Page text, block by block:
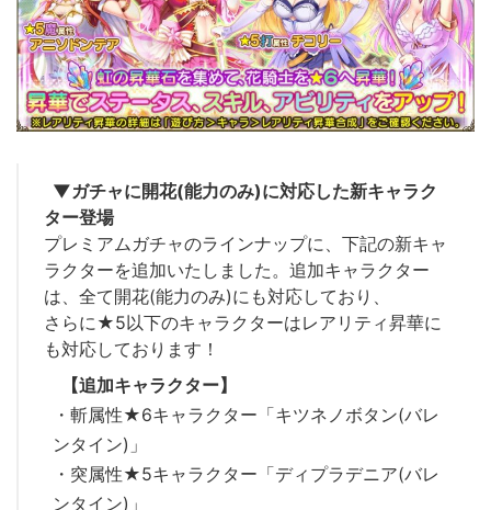
▼ガチャに開花(能力のみ)に対応した新キャラク
ター登場
プレミアムガチャのラインナップに、下記の新キャ
ラクターを追加いたしました。追加キャラクター
は、全て開花(能力のみ)にも対応しており、
さらに★5以下のキャラクターはレアリティ昇華に
も対応しております！
【追加キャラクター】
・斬属性★6キャラクター「キツネノボタン(バレ
ンタイン)」
・突属性★5キャラクター「ディプラデニア(バレ
ンタイン)」